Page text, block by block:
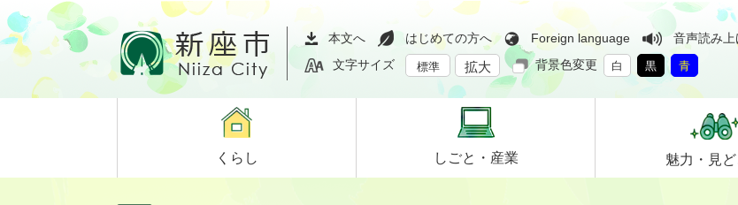
ペ
ー
ジ
メ
ニ
ュ
て
本文へ はじめての方へ Foreign language
音声読み上
文字サイズ
標準 拡大 背景色変更 白 黒 青
くらし しごと・ 産業 魅力・ 見